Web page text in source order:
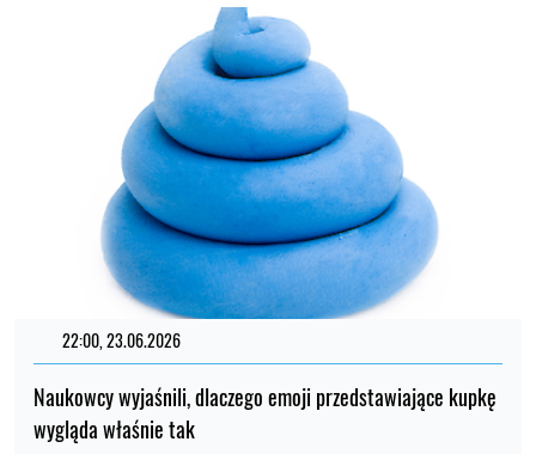
22:00, 23.06.2026
Naukowcy wyjaśnili, dlaczego emoji przedstawiające kupkę
wygląda właśnie tak